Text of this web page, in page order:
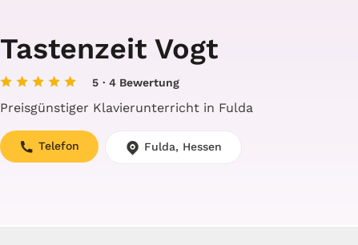
Tastenzeit Vogt
5 · 4 Bewertung
Preisgünstiger Klavierunterricht in Fulda
Telefon Fulda, Hessen